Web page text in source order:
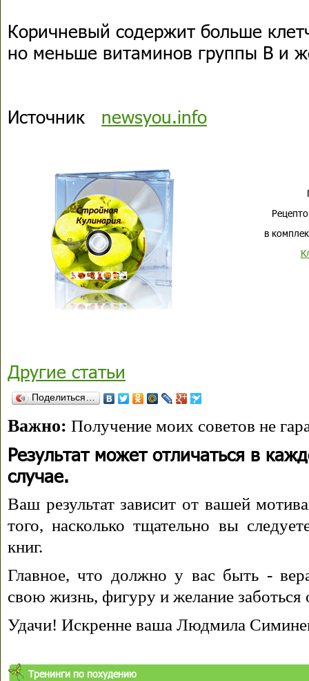
Коричневый содержит больше
но меньше витаминов группы В и
Источник newsyou.info
в
Другие статьи
Поделиться…
Важно: Получение моих советов не
Результат может отличаться в
случае.
Ваш результат зависит от вашей
того, насколько тщательно вы
книг.
Главное, что должно у вас быть -
свою жизнь, фигуру и желание заботься
Удачи! Искренне ваша Людмила
Тренинги по похудению